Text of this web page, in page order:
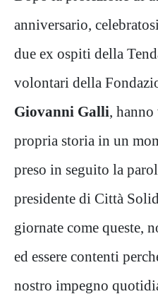
anniversario,
due ex ospiti della
volontari della
Giovanni Galli,
propria storia in un
preso in seguito la
presidente di Città
giornate come queste,
ed essere contenti
nostro impegno